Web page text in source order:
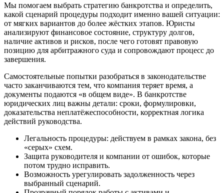
Мы помогаем выбрать стратегию банкротства и определить,
какой сценарий процедуры подходит именно вашей ситуации:
от мягких вариантов до более жёстких этапов. Юристы
анализируют финансовое состояние, структуру долгов,
наличие активов и рисков, после чего готовят правовую
позицию для арбитражного суда и сопровождают процесс до
завершения.
Самостоятельные попытки разобраться в законодательстве
часто заканчиваются тем, что компания теряет время, а
документы подаются «в общем виде». В банкротстве
юридических лиц важны детали: сроки, формулировки,
доказательства неплатёжеспособности, корректная логика
действий руководства.
Легальность процедуры: действуем в рамках закона, без
«серых» схем.
Защита руководителя и компании от ошибок, которые
потом трудно исправить.
Возможность урегулировать задолженность через
выбранный сценарий.